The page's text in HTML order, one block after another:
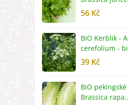
56 Kč
BIO Kerblík -
cerefolium -
39 Kč
BIO
Brassica